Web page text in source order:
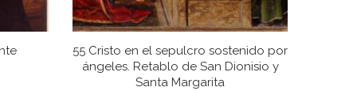
55 Cristo en el sepulcro sostenido por
ángeles. Retablo de San Dionisio y
Santa Margarita